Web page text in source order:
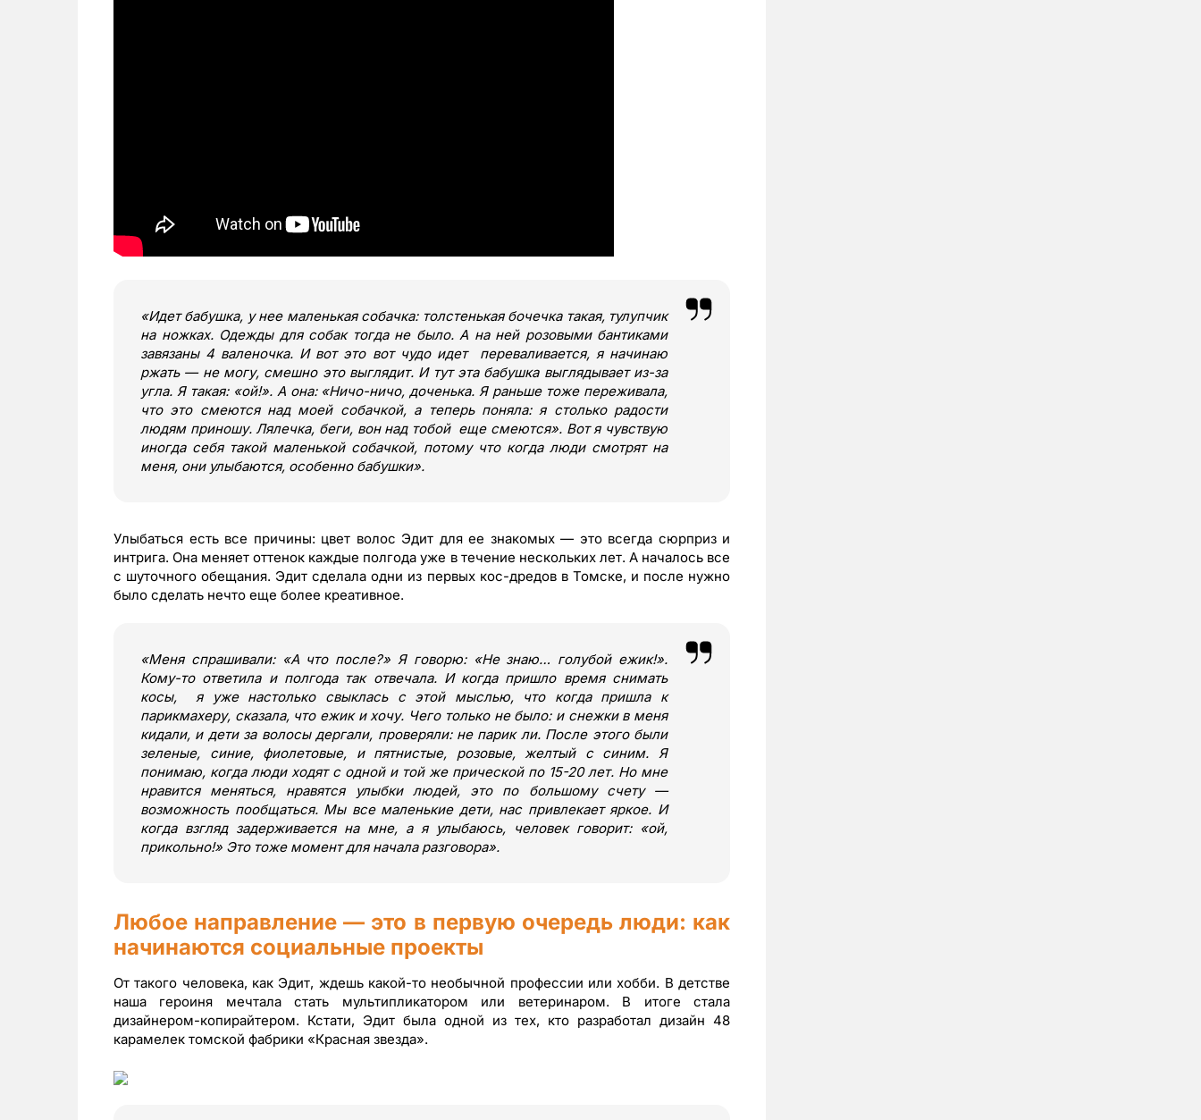
«Идет бабушка, у нее маленькая собачка: толстенькая бочечка такая, тулупчик
на ножках. Одежды для собак тогда не было. А на ней розовыми бантиками
завязаны 4 валеночка. И вот это вот чудо идет переваливается, я начинаю
ржать — не могу, смешно это выглядит. И тут эта бабушка выглядывает из-за
угла. Я такая: «ой!». А она: «Ничо-ничо, доченька. Я раньше тоже переживала,
что это смеются над моей собачкой, а теперь поняла: я столько радости
людям приношу. Лялечка, беги, вон над тобой еще смеются». Вот я чувствую
иногда себя такой маленькой собачкой, потому что когда люди смотрят на
меня, они улыбаются, особенно бабушки».
Улыбаться есть все причины: цвет волос Эдит для ее знакомых — это всегда сюрприз и
интрига. Она меняет оттенок каждые полгода уже в течение нескольких лет. А началось все
с шуточного обещания. Эдит сделала одни из первых кос-дредов в Томске, и после нужно
было сделать нечто еще более креативное.
«Меня спрашивали: «А что после?» Я говорю: «Не знаю… голубой ежик!».
Кому-то ответила и полгода так отвечала. И когда пришло время снимать
косы, я уже настолько свыклась с этой мыслью, что когда пришла к
парикмахеру, сказала, что ежик и хочу. Чего только не было: и снежки в меня
кидали, и дети за волосы дергали, проверяли: не парик ли. После этого были
зеленые, синие, фиолетовые, и пятнистые, розовые, желтый с синим. Я
понимаю, когда люди ходят с одной и той же прической по 15-20 лет. Но мне
нравится меняться, нравятся улыбки людей, это по большому счету —
возможность пообщаться. Мы все маленькие дети, нас привлекает яркое. И
когда взгляд задерживается на мне, а я улыбаюсь, человек говорит: «ой,
прикольно!» Это тоже момент для начала разговора».
Любое направление — это в первую очередь люди: как
начинаются социальные проекты
От такого человека, как Эдит, ждешь какой-то необычной профессии или хобби. В детстве
наша героиня мечтала стать мультипликатором или ветеринаром. В итоге стала
дизайнером-копирайтером. Кстати, Эдит была одной из тех, кто разработал дизайн 48
карамелек томской фабрики «Красная звезда».